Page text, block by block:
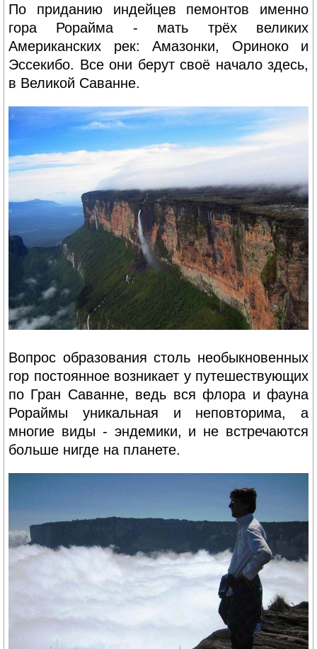
По приданию индейцев пемонтов именно
гора Рорайма - мать трёх великих
Американских рек: Амазонки, Ориноко и
Эссекибо. Все они берут своё начало здесь,
в Великой Саванне.
Вопрос образования столь необыкновенных
гор постоянное возникает у путешествующих
по Гран Саванне, ведь вся флора и фауна
Рораймы уникальная и неповторима, а
многие виды - эндемики, и не встречаются
больше нигде на планете.